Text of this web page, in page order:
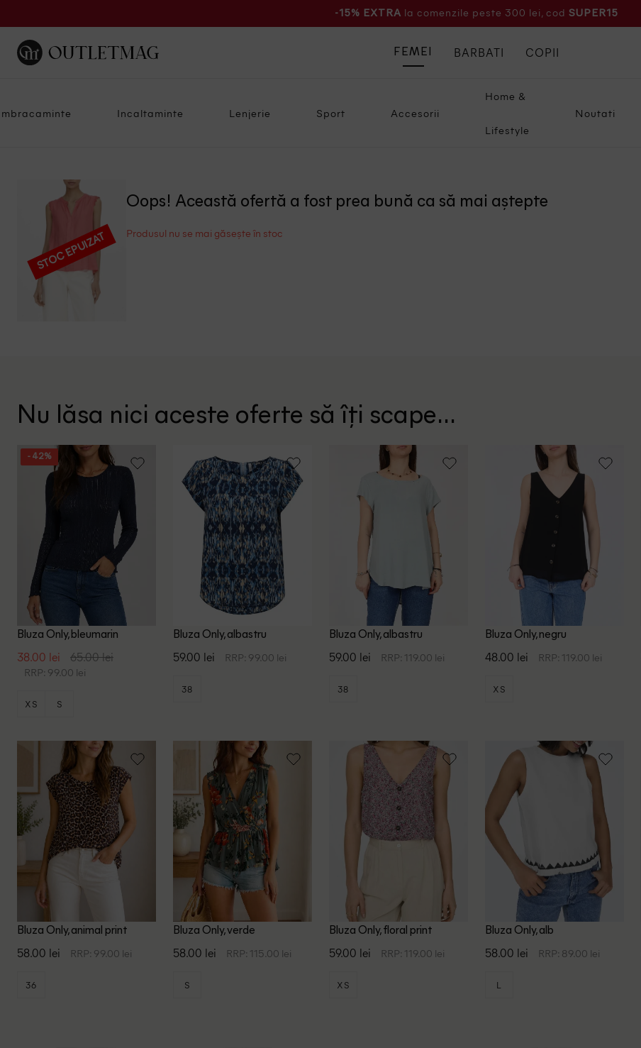
-15% EXTRA la comenzile peste 300 lei, cod SUPER15
Incaltaminte Lenjerie Sport Accesorii
Home &
Lifestyle
Noutati
FEMEI BARBATI COPII
STOC EPUIZAT
Oops! Această ofertă a fost prea bună ca să mai aștepte
Produsul nu se mai găsește în stoc
Nu lăsa nici aceste oferte să îți scape...
- 42%
Bluza Only, bleumarin
38.00 lei 65.00 lei
RRP: 99.00 lei
XS S
Bluza Only, albastru
59.00 lei RRP: 99.00 lei
38
Bluza Only, albastru
59.00 lei RRP: 119.00 lei
38
Bluza Only, negru
48.00 lei RRP: 119.00 lei
XS
Bluza Only, animal print
58.00 lei RRP: 99.00 lei
36
Bluza Only, verde
58.00 lei RRP: 115.00 lei
S
Bluza Only, floral print
59.00 lei RRP: 119.00 lei
XS
Bluza Only, alb
58.00 lei RRP: 89.00 lei
L